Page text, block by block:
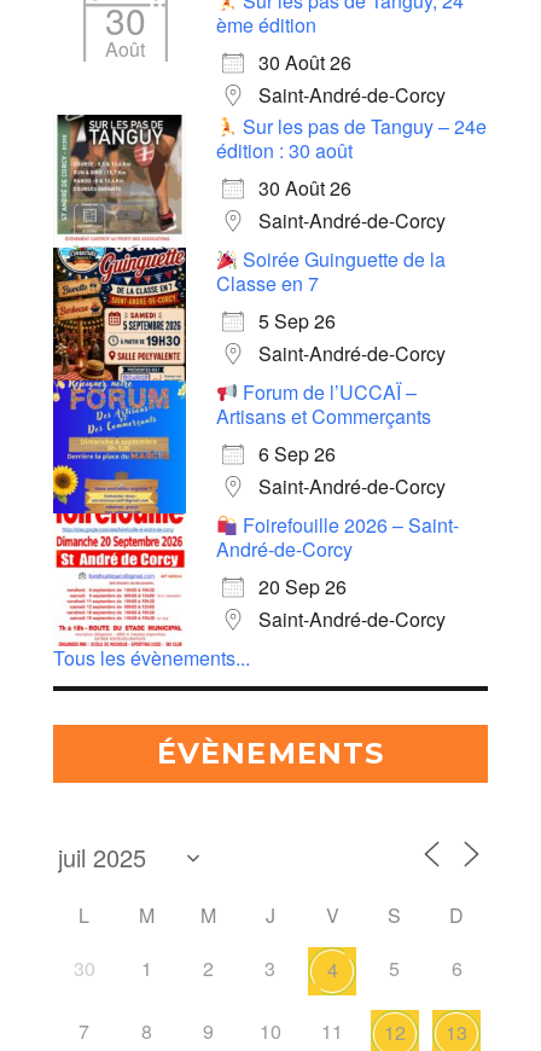
30
Août
ème édition
30 Août 26
Saint-André-de-Corcy
Sur les pas de Tanguy – 24e
édition : 30 août
30 Août 26
Saint-André-de-Corcy
Soirée Guinguette de la
Classe en 7
5 Sep 26
Saint-André-de-Corcy
Forum de l’UCCAÏ –
Artisans et Commerçants
6 Sep 26
Saint-André-de-Corcy
Foirefouille 2026 – Saint-
André-de-Corcy
20 Sep 26
Saint-André-de-Corcy
Tous les évènements...
ÉVÈNEMENTS
L M M J V S
D
30
1 2 3 4 5 6
7 8 9 10 11 12 13